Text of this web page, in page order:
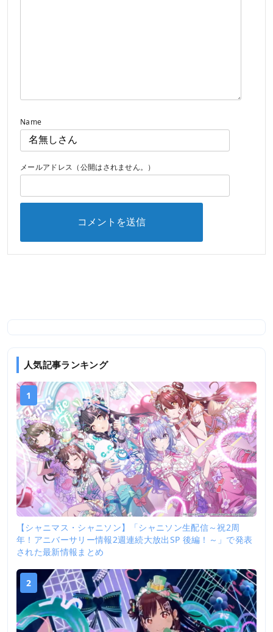
Name
メールアドレス（公開はされません。）
人気記事ランキング
1
【シャニマス・シャニソン】「シャニソン生配信～祝2周
年！アニバーサリー情報2週連続大放出SP 後編！～」で発表
された最新情報まとめ
2